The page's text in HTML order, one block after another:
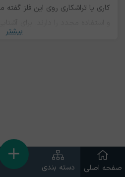
کاری یا تراشکاری روی این فلز
بیشتر
صفحه اصلی دسته بندی